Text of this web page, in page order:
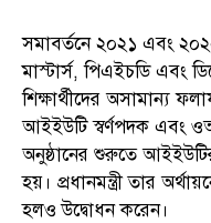
সমাবর্তনে ২০২১ এবং ২০২২
মাস্টার্স, পিএইচডি এবং
শিক্ষার্থীদের অসামান্য
আইইউটি স্বর্ণপদক এবং
অনুষ্ঠানের শুরুতে আইইউটির
হয়। প্রধানমন্ত্রী তার
হলও উদ্বোধন করেন।